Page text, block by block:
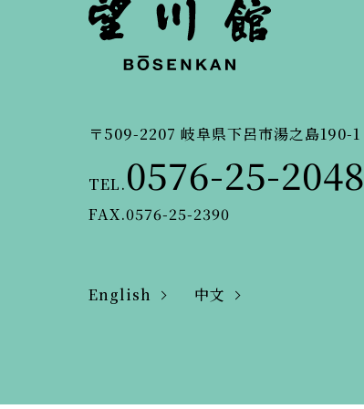
〒509-2207 岐阜県下呂市湯之島190-1
TEL.0576-25-2048
FAX.0576-25-2390
English 中文